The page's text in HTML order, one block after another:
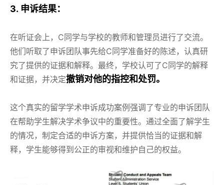
3. 申诉结果：
在听证会上，C同学与学校的教师和管理员进行了交流。
他们听取了申诉团队事先给C同学准备好的陈述，认真研
究了提供的证据和解释。最终，学校认可了C同学的解释
和证据，并决定撤销对他的指控和处罚。
这个真实的留学学术申诉成功案例强调了专业的申诉团队
在帮助学生解决学术争议中的重要性。通过全面了解学生
的情况，制定合适的申诉方案，并提供恰当的证据和解
释，学生能够得到公正的审视和维护自己的权益。